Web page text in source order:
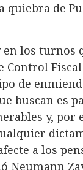
quiebra de
los turnos
Control
de
buscan es
y, por
a los
Neumann